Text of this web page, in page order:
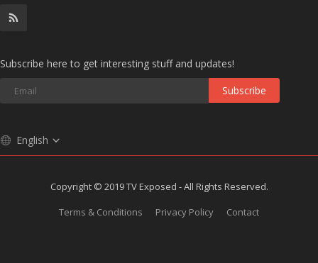
Subscribe here to get interesting stuff and updates!
Subscribe
English
Copyright © 2019 TV Exposed - All Rights Reserved.
Terms & Conditions
Privacy Policy Contact